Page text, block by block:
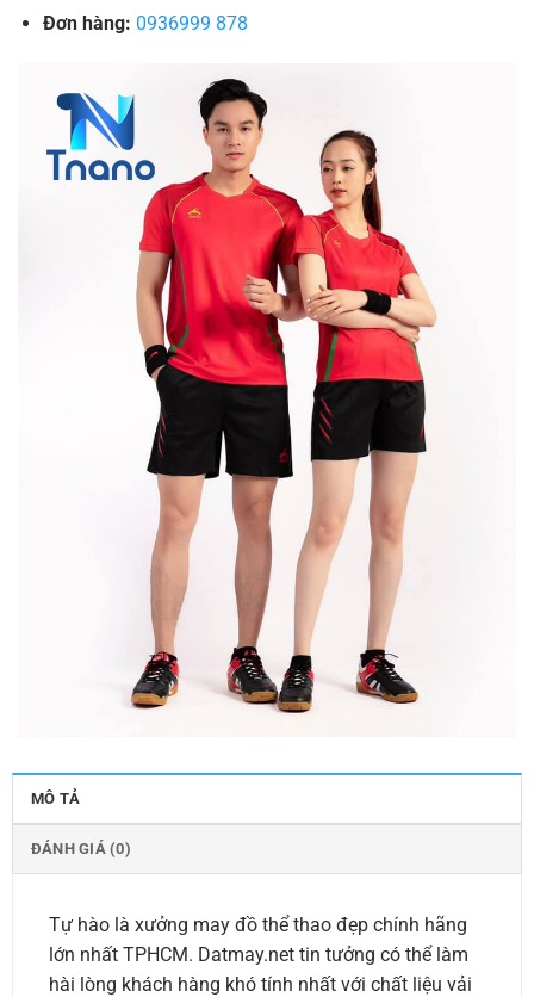
Đơn hàng: 0936999 878
MÔ TẢ
ĐÁNH GIÁ (0)
Tự hào là xưởng may đồ thể thao đẹp chính hãng
lớn nhất TPHCM. Datmay.net tin tưởng có thể làm
hài lòng khách hàng khó tính nhất với chất liệu vải